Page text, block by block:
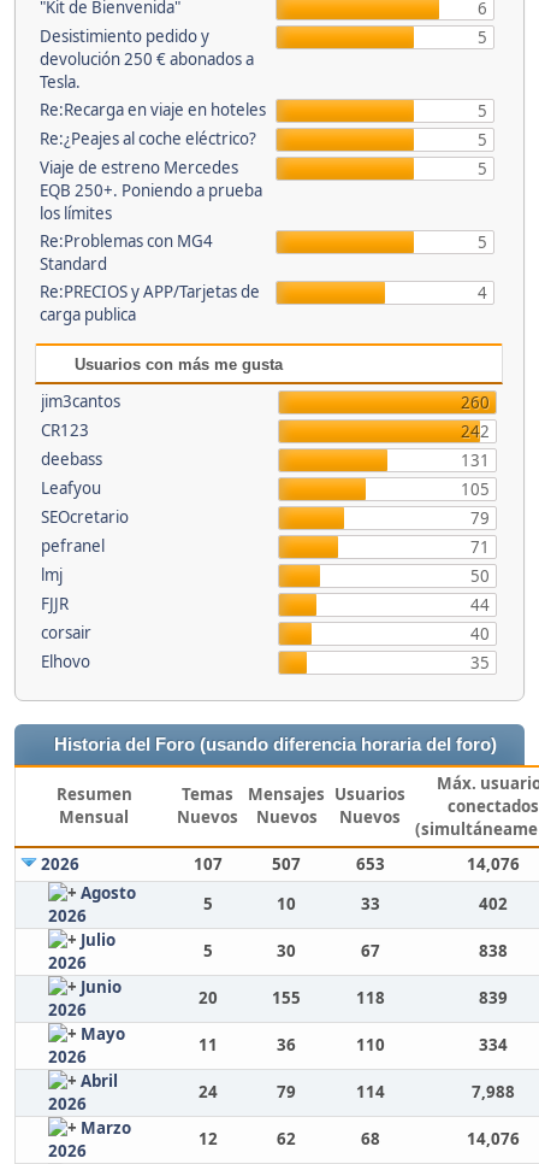
"Kit de Bienvenida"
6
Desistimiento pedido y
devolución 250 € abonados a
Tesla.
5
Re:Recarga en viaje en hoteles
5
Re:¿Peajes al coche eléctrico?
5
Viaje de estreno Mercedes
EQB 250+. Poniendo a prueba
los límites
5
Re:Problemas con MG4
Standard
5
Re:PRECIOS y APP/Tarjetas de
carga publica
4
Usuarios con más me gusta
jim3cantos
260
CR123
242
deebass
131
Leafyou
105
SEOcretario
79
pefranel
71
lmj
50
FJJR
44
corsair
40
Elhovo
35
Historia del Foro (usando diferencia horaria del foro)
Resumen
Mensual
Temas
Nuevos
Mensajes
Nuevos
Usuarios
Nuevos
Máx.
conectados
2026
107 507 653
14,076
Agosto
2026
5 10 33
402
Julio
2026
5 30 67
838
Junio
2026
20 155 118
839
Mayo
2026
11 36 110
334
Abril
2026
24 79 114
7,988
Marzo
2026
12 62 68 14,076